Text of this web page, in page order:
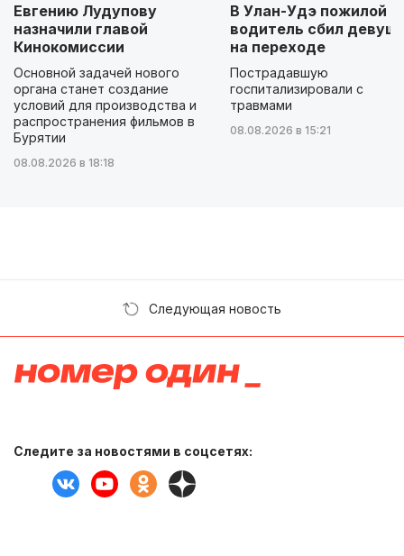
Евгению Лудупову
назначили главой
Кинокомиссии
Основной задачей нового
органа станет создание
условий для производства и
распространения фильмов в
Бурятии
08.08.2026 в 18:18
В Улан-Удэ пожилой
водитель сбил
на переходе
Пострадавшую
госпитализировали с
травмами
08.08.2026 в 15:21
Следующая новость
Следите за новостями в соцсетях: